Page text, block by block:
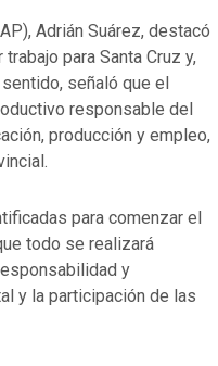
Adrián Suárez, destacó
para Santa Cruz y,
señaló que el
responsable del
producción y empleo,
para comenzar el
todo se realizará
y
y la participación de las